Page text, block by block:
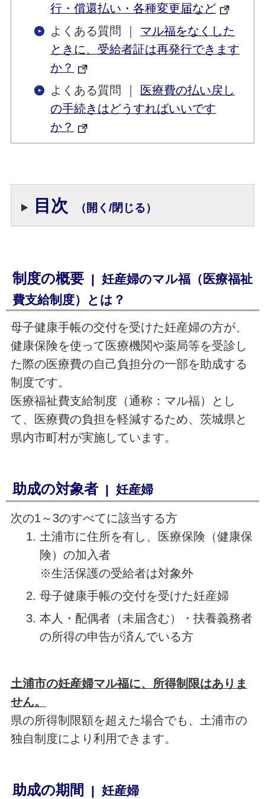
行・償還払い・各種変更届など
よくある質問 ｜ マル福をなくした
ときに、受給者証は再発行できます
か？
よくある質問 ｜ 医療費の払い戻し
の手続きはどうすればいいです
か？
目次 （開く/閉じる）
制度の概要| 妊産婦のマル福（医療福祉
費支給制度）とは？
母子健康手帳の交付を受けた妊産婦の方が、
健康保険を使って医療機関や薬局等を受診し
た際の医療費の自己負担分の一部を助成する
制度です。
医療福祉費支給制度（通称：マル福）とし
て、医療費の負担を軽減するため、茨城県と
県内市町村が実施しています。
助成の対象者| 妊産婦
次の1～3のすべてに該当する方
土浦市に住所を有し、医療保険（健康保
険）の加入者
※生活保護の受給者は対象外
母子健康手帳の交付を受けた妊産婦
本人・配偶者（未届含む）・扶養義務者
の所得の申告が済んでいる方
土浦市の妊産婦マル福に、所得制限はありま
せん。
県の所得制限額を超えた場合でも、土浦市の
独自制度により利用できます。
助成の期間 | 妊産婦